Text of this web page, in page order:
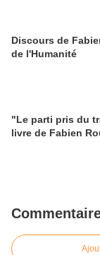
Discours de
de l'Humanité
"Le parti pris du
livre de Fabien